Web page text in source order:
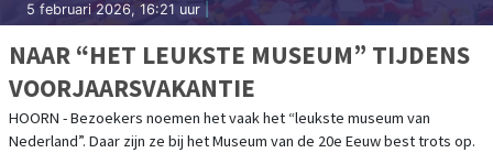
5 februari 2026, 16:21 uur
NAAR “HET LEUKSTE MUSEUM” TIJDENS
VOORJAARSVAKANTIE
HOORN - Bezoekers noemen het vaak het “leukste museum van
Nederland”. Daar zijn ze bij het Museum van de 20e Eeuw best trots op.